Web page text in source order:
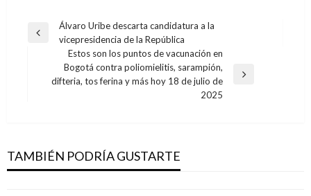
Navegación
entradas
Entrada
Álvaro Uribe descarta candidatura a la
vicepresidencia de la República
Entrada
Estos son los puntos de vacunación en
Bogotá contra poliomielitis, sarampión,
difteria, tos ferina y más hoy 18 de julio de
2025
TAMBIÉN PODRÍA GUSTARTE
familias productoras de leche
Giovanni Alarcón M. miércoles septiembre 19, 2018
Colombia